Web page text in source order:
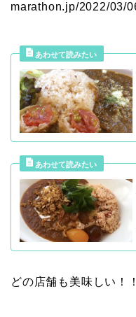
marathon.jp/2022/03/
どの店舗も美味しい！！